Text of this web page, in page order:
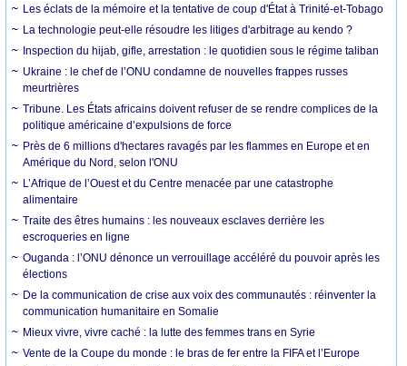
Les éclats de la mémoire et la tentative de coup d'État à Trinité-et-Tobago
La technologie peut-elle résoudre les litiges d'arbitrage au kendo ?
Inspection du hijab, gifle, arrestation : le quotidien sous le régime taliban
Ukraine : le chef de l’ONU condamne de nouvelles frappes russes
meurtrières
Tribune. Les États africains doivent refuser de se rendre complices de la
politique américaine d’expulsions de force
Près de 6 millions d'hectares ravagés par les flammes en Europe et en
Amérique du Nord, selon l'ONU
L’Afrique de l’Ouest et du Centre menacée par une catastrophe
alimentaire
Traite des êtres humains : les nouveaux esclaves derrière les
escroqueries en ligne
Ouganda : l’ONU dénonce un verrouillage accéléré du pouvoir après les
élections
De la communication de crise aux voix des communautés : réinventer la
communication humanitaire en Somalie
Mieux vivre, vivre caché : la lutte des femmes trans en Syrie
Vente de la Coupe du monde : le bras de fer entre la FIFA et l’Europe